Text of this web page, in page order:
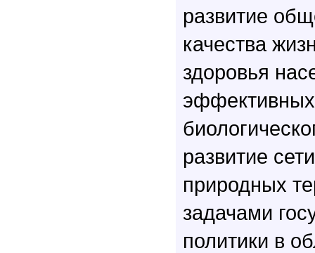
развитие
качества
здоровья
развитие
природных
задачами
политики в